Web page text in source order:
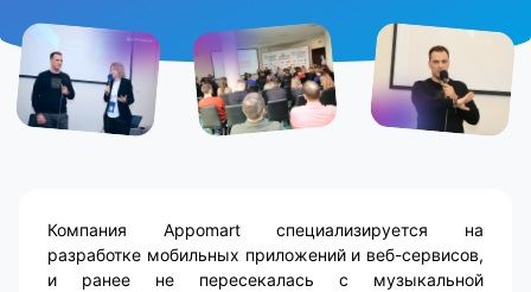
Компания Appomart специализируется на
разработке мобильных приложений и веб-сервисов,
и ранее не пересекалась с музыкальной